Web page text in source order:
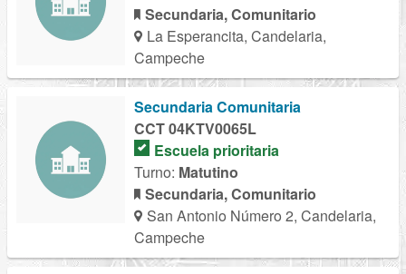
Secundaria, Comunitario
La Esperancita, Candelaria,
Campeche
Secundaria Comunitaria
CCT 04KTV0065L
Escuela prioritaria
Turno: Matutino
Secundaria, Comunitario
San Antonio Número 2, Candelaria,
Campeche